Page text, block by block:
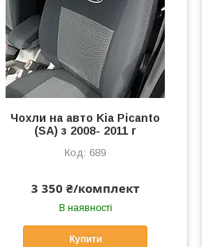
Чохли на авто Kia Picanto
(SA) з 2008- 2011 г
689
3 350 ₴/комплект
В наявності
Купити